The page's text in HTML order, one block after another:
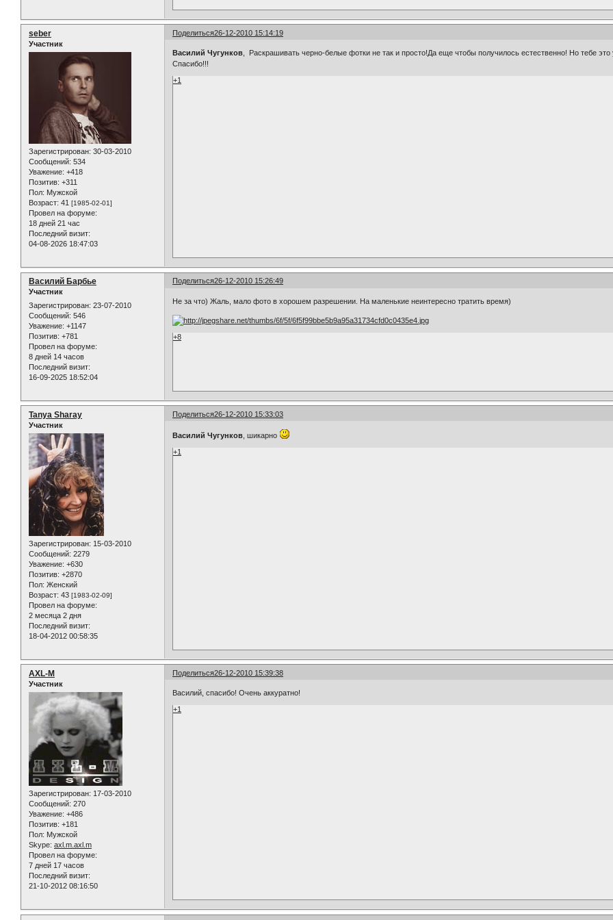
Поделиться26-12-2010 15:14:19
seber
Участник
Зарегистрирован: 30-03-2010
Сообщений: 534
Уважение: +418
Позитив: +311
Пол: Мужской
Возраст: 41 [1985-02-01]
Провел на форуме:
18 дней 21 час
Последний визит:
04-08-2026 18:47:03
Василий Чугунков, Раскрашивать черно-белые фотки не так и просто!Да еще чтобы получилось естественно! Но тебе это
Спасибо!!!
+1
Поделиться26-12-2010 15:26:49
Василий Барбье
Участник
Зарегистрирован: 23-07-2010
Сообщений: 546
Уважение: +1147
Позитив: +781
Провел на форуме:
8 дней 14 часов
Последний визит:
16-09-2025 18:52:04
Не за что) Жаль, мало фото в хорошем разрешении. На маленькие неинтересно тратить время)
+8
Поделиться26-12-2010 15:33:03
Tanya Sharay
Участник
Зарегистрирован: 15-03-2010
Сообщений: 2279
Уважение: +630
Позитив: +2870
Пол: Женский
Возраст: 43 [1983-02-09]
Провел на форуме:
2 месяца 2 дня
Последний визит:
18-04-2012 00:58:35
Василий Чугунков , шикарно
+1
Поделиться26-12-2010 15:39:38
AXL-M
Участник
Зарегистрирован: 17-03-2010
Сообщений: 270
Уважение: +486
Позитив: +181
Пол: Мужской
Skype: axl.m.axl.m
Провел на форуме:
7 дней 17 часов
Последний визит:
21-10-2012 08:16:50
Василий, спасибо! Очень аккуратно!
+1